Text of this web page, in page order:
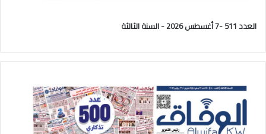
العدد 511 -7 أغسطس 2026 - السنة الثالثة